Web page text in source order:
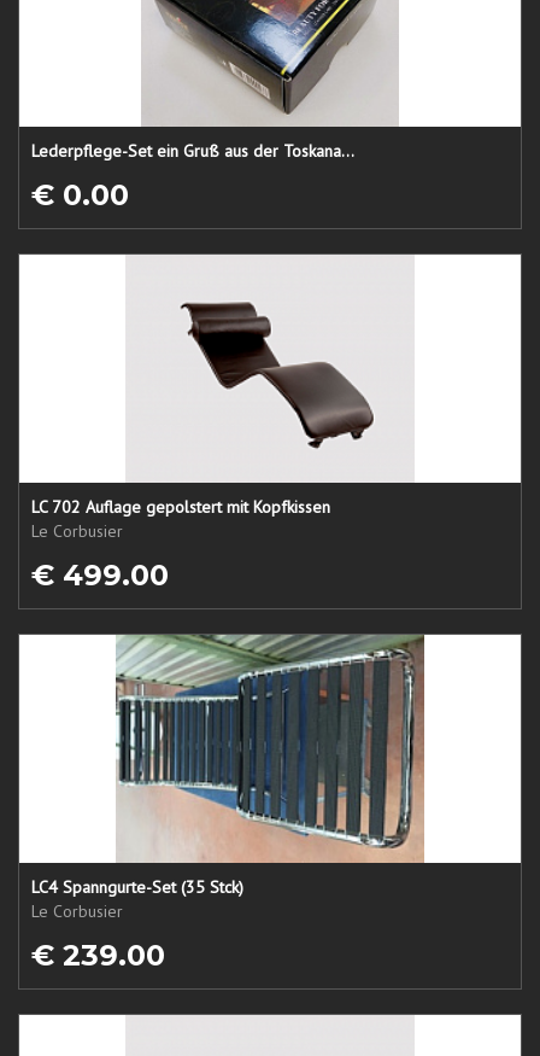
Lederpflege-Set ein Gruß aus der Toskana...
€ 0.00
LC 702 Auflage gepolstert mit Kopfkissen
Le Corbusier
€ 499.00
LC4 Spanngurte-Set (35 Stck)
Le Corbusier
€ 239.00